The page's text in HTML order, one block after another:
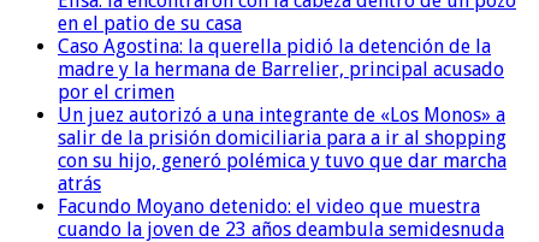
en el patio de su casa
Caso Agostina: la querella pidió la detención de la
madre y la hermana de Barrelier, principal acusado
por el crimen
Un juez autorizó a una integrante de «Los Monos» a
salir de la prisión domiciliaria para a ir al shopping
con su hijo, generó polémica y tuvo que dar marcha
atrás
Facundo Moyano detenido: el video que muestra
cuando la joven de 23 años deambula semidesnuda